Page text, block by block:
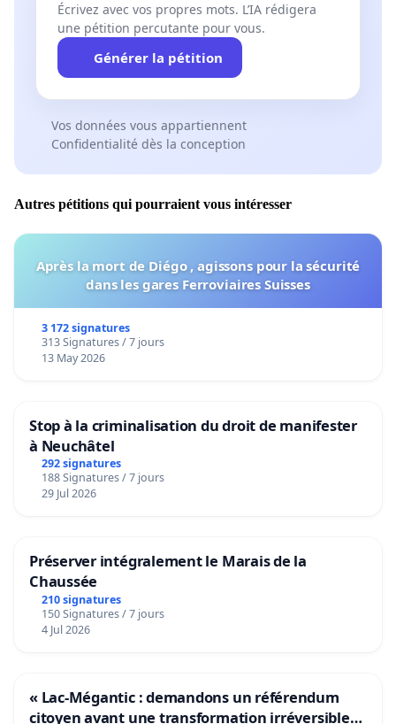
Écrivez avec vos propres mots. L’IA rédigera
une pétition percutante pour vous.
Générer la pétition
Vos données vous appartiennent
Confidentialité dès la conception
Autres pétitions qui pourraient vous intéresser
Après la mort de Diégo , agissons pour la sécurité
dans les gares Ferroviaires Suisses
3 172 signatures
313 Signatures / 7 jours
13 May 2026
Stop à la criminalisation du droit de manifester
à Neuchâtel
292 signatures
188 Signatures / 7 jours
29 Jul 2026
Préserver intégralement le Marais de la
Chaussée
210 signatures
150 Signatures / 7 jours
4 Jul 2026
« Lac-Mégantic : demandons un référendum
citoyen avant une transformation irréversible